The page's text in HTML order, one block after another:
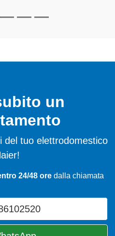
un
del tuo elettrodomestico
24/48 ore dalla chiamata